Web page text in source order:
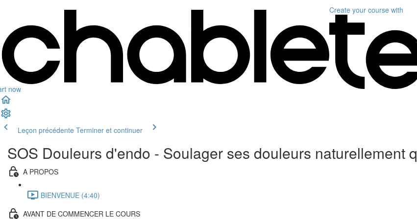
now
Create your course with
Leçon précédente Terminer et continuer
SOS Douleurs d'endo - Soulager ses douleurs naturellement
A PROPOS
BIENVENUE (4:40)
AVANT DE COMMENCER LE COURS